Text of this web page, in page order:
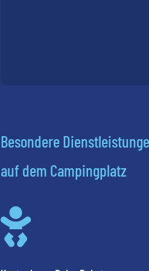
Besondere
auf dem Campingplatz
